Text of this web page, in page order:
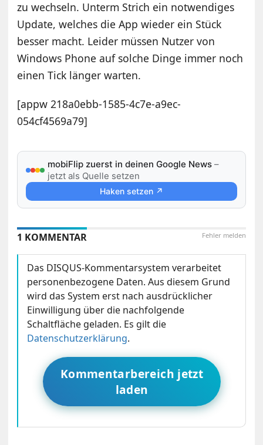
zu wechseln. Unterm Strich ein notwendiges
Update, welches die App wieder ein Stück
besser macht. Leider müssen Nutzer von
Windows Phone auf solche Dinge immer noch
einen Tick länger warten.
[appw 218a0ebb-1585-4c7e-a9ec-
054cf4569a79]
mobiFlip zuerst in deinen Google News –
jetzt als Quelle setzen
Haken setzen ↗
Fehler melden
1 KOMMENTAR
Das DISQUS-Kommentarsystem verarbeitet
personenbezogene Daten. Aus diesem Grund
wird das System erst nach ausdrücklicher
Einwilligung über die nachfolgende
Schaltfläche geladen. Es gilt die
Datenschutzerklärung.
Kommentarbereich jetzt
laden